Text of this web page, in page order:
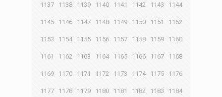
1137 1138 1139 1140 1141 1142 1143 1144
1145 1146 1147 1148 1149 1150 1151 1152
1153 1154 1155 1156 1157 1158 1159 1160
1161 1162 1163 1164 1165 1166 1167 1168
1169 1170 1171 1172 1173 1174 1175 1176
1177 1178 1179 1180 1181 1182 1183 1184